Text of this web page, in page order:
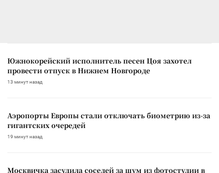
Южнокорейский исполнитель песен Цоя захотел
провести отпуск в Нижнем Новгороде
13 минут назад
Аэропорты Европы стали отключать биометрию из-за
гигантских очередей
19 минут назад
Москвичка засудила соседей за шум из фотостудии в